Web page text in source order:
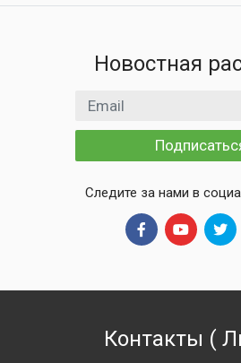
Новостная
Email адрес
Следите за нами в
Контакты (